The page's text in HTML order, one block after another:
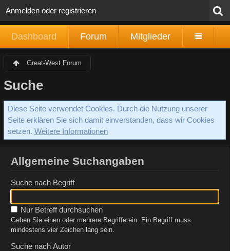
Anmelden oder registrieren
Dashboard Forum Mitglieder
Great-West Forum
Suche
Diese Seite verwendet Cookies. Durch die Nutzung unserer
Seite erklären Sie sich damit einverstanden, dass wir Cookies
setzen. Weitere Informationen
Allgemeine Suchangaben
Suche nach Begriff
Nur Betreff durchsuchen
Geben Sie einen oder mehrere Begriffe ein. Ein Begriff muss
mindestens vier Zeichen lang sein.
Suche nach Autor